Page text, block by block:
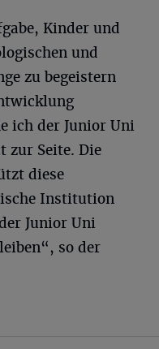
Kinder und
und
zu begeistern
ich der Junior Uni
zur Seite. Die
diese
Institution
Junior Uni
so der